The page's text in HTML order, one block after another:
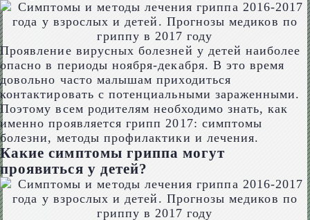
Проявление вирусных болезней у детей наиболее
опасно в периоды ноября-декабря. В это время
довольно часто малышам приходиться
контактировать с потенциальными зараженными.
Поэтому всем родителям необходимо знать, как
именно проявляется грипп 2017: симптомы
болезни, методы профилактики и лечения.
Какие симптомы гриппа могут
проявиться у детей?